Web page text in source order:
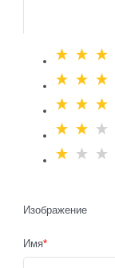
Изображение
Имя